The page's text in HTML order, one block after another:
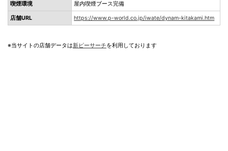
喫煙環境 屋内喫煙ブース完備
店舗URL https://www.p-world.co.jp/iwate/dynam-kitakami.htm
※当サイトの店舗データは新ピーサーチを利用しております